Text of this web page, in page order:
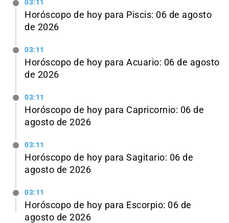
03:11
Horóscopo de hoy para Piscis: 06 de agosto
de 2026
03:11
Horóscopo de hoy para Acuario: 06 de agosto
de 2026
03:11
Horóscopo de hoy para Capricornio: 06 de
agosto de 2026
03:11
Horóscopo de hoy para Sagitario: 06 de
agosto de 2026
03:11
Horóscopo de hoy para Escorpio: 06 de
agosto de 2026